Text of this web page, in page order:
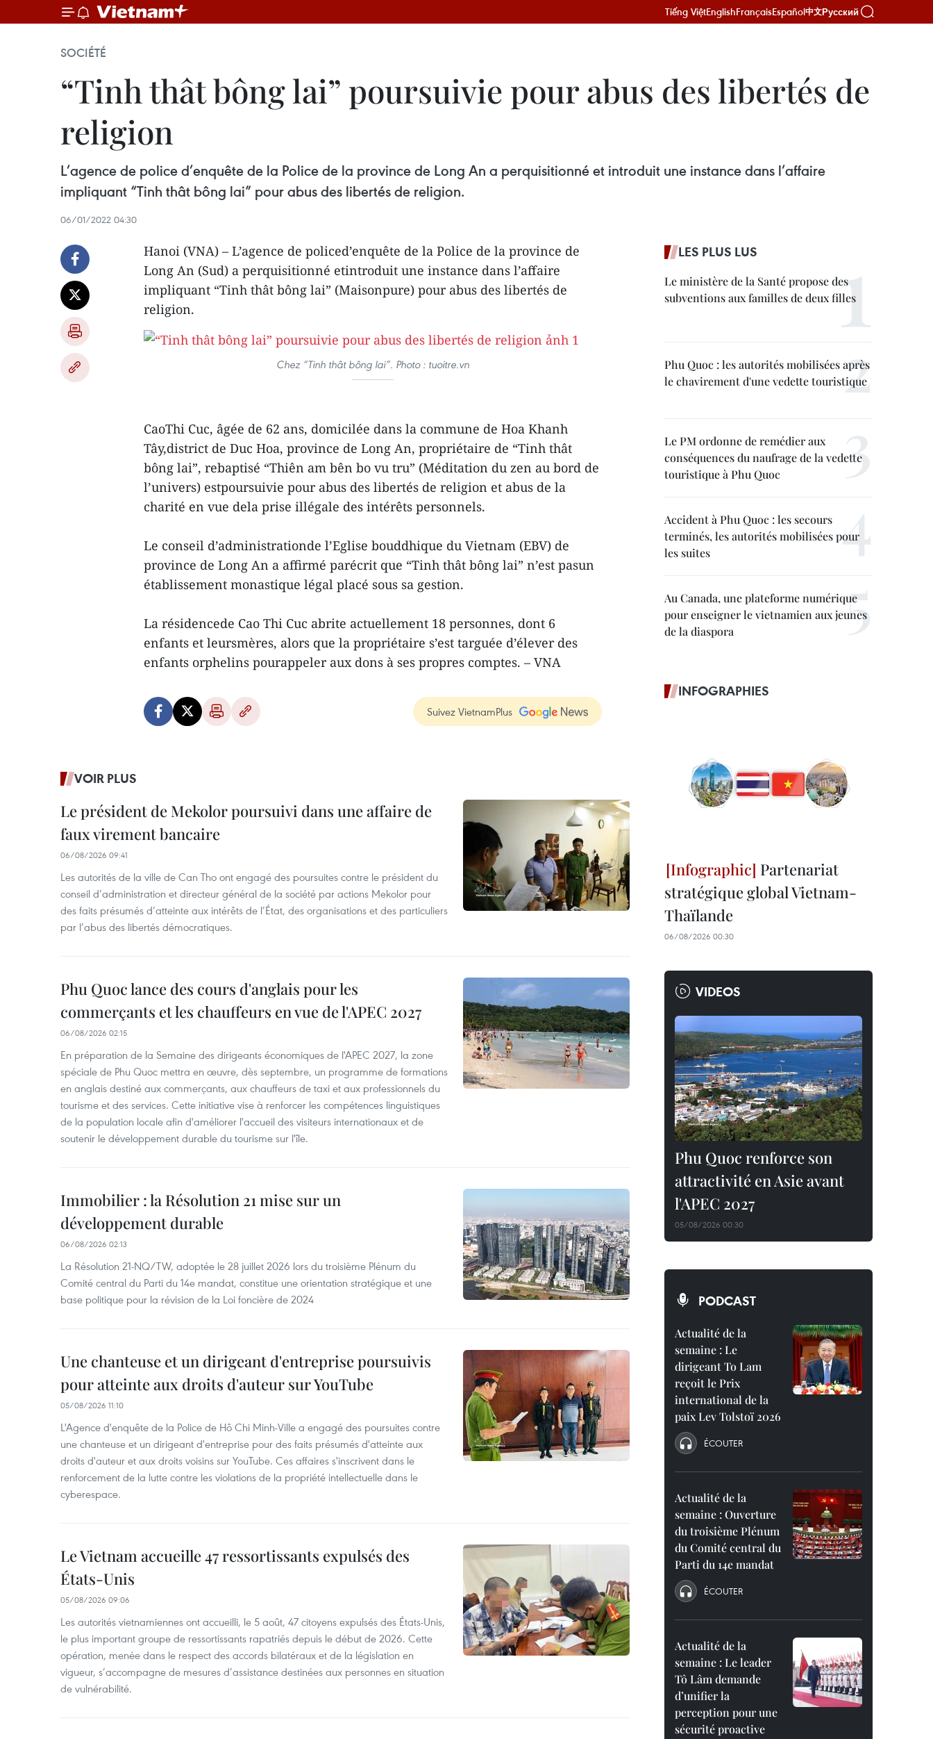
Tiếng ViệtEnglishFrançaisEspañol中文Русский
SOCIÉTÉ
“Tinh thât bông lai” poursuivie pour abus des libertés de
religion
L’agence de police d’enquête de la Police de la province de Long An a perquisitionné et introduit une instance dans l’affaire
impliquant “Tinh thât bông lai” pour abus des libertés de religion.
06/01/2022 04:30
Hanoi (VNA) – L’agence de policed’enquête de la Police de la province de
Long An (Sud) a perquisitionné etintroduit une instance dans l’affaire
impliquant “Tinh thât bông lai” (Maisonpure) pour abus des libertés de
religion.
Chez “Tinh thât bông lai”. Photo : tuoitre.vn
CaoThi Cuc, âgée de 62 ans, domicilée dans la commune de Hoa Khanh
Tây,district de Duc Hoa, province de Long An, propriétaire de “Tinh thât
bông lai”, rebaptisé “Thiên am bên bo vu tru” (Méditation du zen au bord de
l’univers) estpoursuivie pour abus des libertés de religion et abus de la
charité en vue dela prise illégale des intérêts personnels.
Le conseil d’administrationde l’Eglise bouddhique du Vietnam (EBV) de
province de Long An a affirmé parécrit que “Tinh thât bông lai” n’est pasun
établissement monastique légal placé sous sa gestion.
La résidencede Cao Thi Cuc abrite actuellement 18 personnes, dont 6
enfants et leursmères, alors que la propriétaire s’est targuée d’élever des
enfants orphelins pourappeler aux dons à ses propres comptes. – VNA
Suivez VietnamPlus
VOIR PLUS
Le président de Mekolor poursuivi dans une affaire de
faux virement bancaire
06/08/2026 09:41
Les autorités de la ville de Can Tho ont engagé des poursuites contre le président du
conseil d’administration et directeur général de la société par actions Mekolor pour
des faits présumés d’atteinte aux intérêts de l’État, des organisations et des particuliers
par l’abus des libertés démocratiques.
Phu Quoc lance des cours d'anglais pour les
commerçants et les chauffeurs en vue de l'APEC 2027
06/08/2026 02:15
En préparation de la Semaine des dirigeants économiques de l'APEC 2027, la zone
spéciale de Phu Quoc mettra en œuvre, dès septembre, un programme de formations
en anglais destiné aux commerçants, aux chauffeurs de taxi et aux professionnels du
tourisme et des services. Cette initiative vise à renforcer les compétences linguistiques
de la population locale afin d'améliorer l'accueil des visiteurs internationaux et de
soutenir le développement durable du tourisme sur l'île.
Immobilier : la Résolution 21 mise sur un
développement durable
06/08/2026 02:13
La Résolution 21-NQ/TW, adoptée le 28 juillet 2026 lors du troisième Plénum du
Comité central du Parti du 14e mandat, constitue une orientation stratégique et une
base politique pour la révision de la Loi foncière de 2024
Une chanteuse et un dirigeant d'entreprise poursuivis
pour atteinte aux droits d'auteur sur YouTube
05/08/2026 11:10
L'Agence d'enquête de la Police de Hô Chi Minh-Ville a engagé des poursuites contre
une chanteuse et un dirigeant d'entreprise pour des faits présumés d'atteinte aux
droits d'auteur et aux droits voisins sur YouTube. Ces affaires s'inscrivent dans le
renforcement de la lutte contre les violations de la propriété intellectuelle dans le
cyberespace.
Le Vietnam accueille 47 ressortissants expulsés des
États-Unis
05/08/2026 09:06
Les autorités vietnamiennes ont accueilli, le 5 août, 47 citoyens expulsés des États-Unis,
le plus important groupe de ressortissants rapatriés depuis le début de 2026. Cette
opération, menée dans le respect des accords bilatéraux et de la législation en
vigueur, s’accompagne de mesures d’assistance destinées aux personnes en situation
de vulnérabilité.
LES PLUS LUS
Le ministère de la Santé propose des
subventions aux familles de deux filles
Phu Quoc : les autorités mobilisées après
le chavirement d'une vedette touristique
Le PM ordonne de remédier aux
conséquences du naufrage de la vedette
touristique à Phu Quoc
Accident à Phu Quoc : les secours
terminés, les autorités mobilisées pour
les suites
Au Canada, une plateforme numérique
pour enseigner le vietnamien aux jeunes
de la diaspora
INFOGRAPHIES
Partenariat
stratégique global Vietnam-
Thaïlande
06/08/2026 00:30
VIDEOS
Phu Quoc renforce son
attractivité en Asie avant
l'APEC 2027
05/08/2026 00:30
PODCAST
Actualité de la
semaine : Le
dirigeant To Lam
reçoit le Prix
international de la
paix Lev Tolstoï 2026
ÉCOUTER
Actualité de la
semaine : Ouverture
du troisième Plénum
du Comité central du
Parti du 14e mandat
ÉCOUTER
Actualité de la
semaine : Le leader
Tô Lâm demande
d’unifier la
perception pour une
sécurité proactive